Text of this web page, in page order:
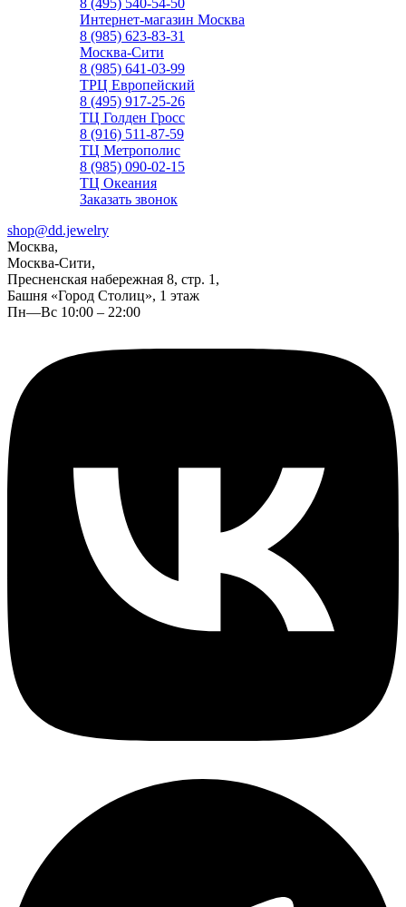
8 (495) 540-54-50
Интернет-магазин Москва
8 (985) 623-83-31
Москва-Сити
8 (985) 641-03-99
ТРЦ Европейский
8 (495) 917-25-26
ТЦ Голден Гросс
8 (916) 511-87-59
ТЦ Метрополис
8 (985) 090-02-15
ТЦ Океания
Заказать звонок
shop@dd.jewelry
Москва,
Москва-Сити,
Пресненская набережная 8, стр. 1,
Башня «Город Столиц», 1 этаж
Пн—Вс 10:00 – 22:00